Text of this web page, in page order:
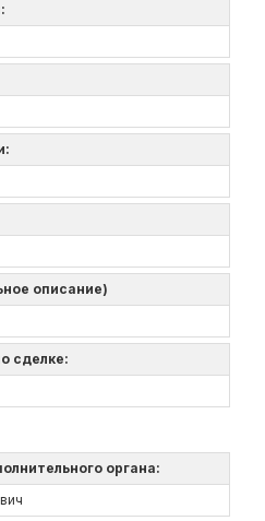
описание)
сделке:
органа: